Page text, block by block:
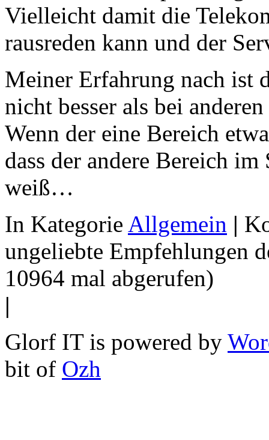
Vielleicht damit die
rausreden kann und der
Meiner Erfahrung nach ist
nicht besser als bei
Wenn der eine Bereich
dass der andere Bereich
weiß…
In Kategorie Allgemein |
ungeliebte Empfehlungen
10964 mal abgerufen)
|
Glorf IT is powered by
bit of Ozh